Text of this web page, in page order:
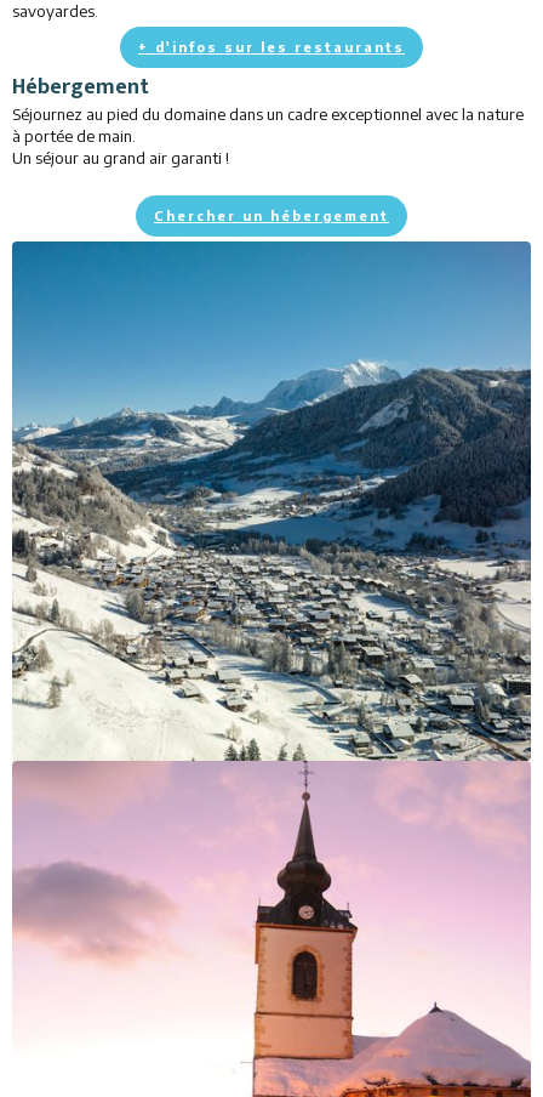
savoyardes.
+ d'infos sur les restaurants
Hébergement
Séjournez au pied du domaine dans un cadre exceptionnel avec la nature
à portée de main.
Un séjour au grand air garanti !
Chercher un hébergement